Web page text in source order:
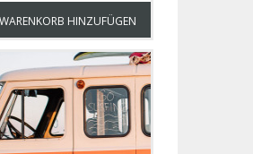
HINZUFÜGEN